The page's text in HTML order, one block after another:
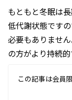
もともと冬眠は
低代謝状態です
必要もありませ
の方がより持続
この記事は会員